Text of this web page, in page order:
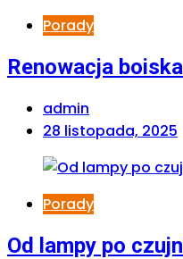
Porady
Renowacja
admin
28 listopada, 2025
Porady
Od lampy po